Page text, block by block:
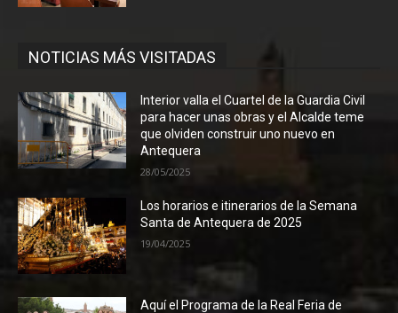
NOTICIAS MÁS VISITADAS
Interior valla el Cuartel de la Guardia Civil
para hacer unas obras y el Alcalde teme
que olviden construir uno nuevo en
Antequera
28/05/2025
Los horarios e itinerarios de la Semana
Santa de Antequera de 2025
19/04/2025
Aquí el Programa de la Real Feria de